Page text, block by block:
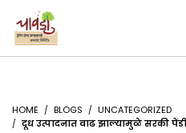
HOME BLOGS
UNCATEGORIZED
दूध उत्पादनात वाढ झाल्यामुळे सरकी